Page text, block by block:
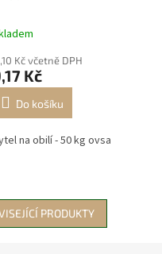
Kč včetně DPH
Kč
Do košíku
na obilí - 50 kg ovsa
PRODUKTY